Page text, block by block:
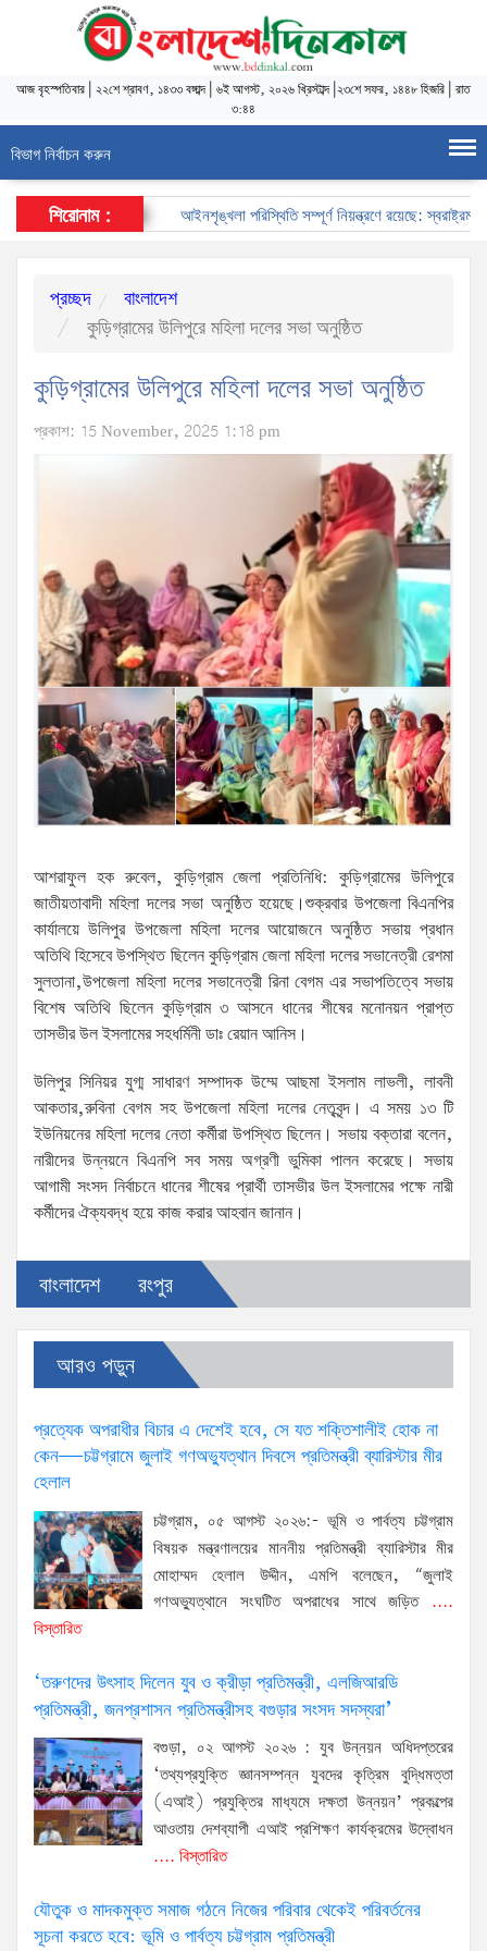
আজবৃহস্পতিবার ২২শে শ্রাবণ, ১৪৩৩ বঙ্গাব্দ| ৬ই আগস্ট, ২০২৬ খ্রিস্টাব্দ| ২৩শে সফর, ১৪৪৮ হিজরি রাত
৩:৪৪
বিভাগ নির্বাচন করুন
শিরোনাম : আইনশৃঙ্খলা পরিস্থিতি সম্পূর্ণ নিয়ন্ত্রণে রয়েছে: স্বরাষ্ট্রমন্ত্রী
প্রচ্ছদ
বাংলাদেশ
কুড়িগ্রামের উলিপুরে মহিলা দলের সভা অনুষ্ঠিত
কুড়িগ্রামের উলিপুরে মহিলা দলের সভা অনুষ্ঠিত
প্রকাশ: 15 November, 2025 1:18 pm
আশরাফুল হক রুবেল, কুড়িগ্রাম জেলা প্রতিনিধি: কুড়িগ্রামের উলিপুরে
জাতীয়তাবাদী মহিলা দলের সভা অনুষ্ঠিত হয়েছে।শুক্রবার উপজেলা বিএনপির
কার্যালয়ে উলিপুর উপজেলা মহিলা দলের আয়োজনে অনুষ্ঠিত সভায় প্রধান
অতিথি হিসেবে উপস্থিত ছিলেন কুড়িগ্রাম জেলা মহিলা দলের সভানেত্রী রেশমা
সুলতানা,উপজেলা মহিলা দলের সভানেত্রী রিনা বেগম এর সভাপতিত্বে সভায়
বিশেষ অতিথি ছিলেন কুড়িগ্রাম ৩ আসনে ধানের শীষের মনোনয়ন প্রাপ্ত
তাসভীর উল ইসলামের সহধর্মিনী ডাঃ রেয়ান আনিস।
উলিপুর সিনিয়র যুগ্ম সাধারণ সম্পাদক উম্মে আছমা ইসলাম লাভলী, লাবনী
আকতার,রুবিনা বেগম সহ উপজেলা মহিলা দলের নেতৃবৃন্দ। এ সময় ১৩ টি
ইউনিয়নের মহিলা দলের নেতা কর্মীরা উপস্থিত ছিলেন। সভায় বক্তারা বলেন,
নারীদের উন্নয়নে বিএনপি সব সময় অগ্রণী ভুমিকা পালন করেছে। সভায়
আগামী সংসদ নির্বাচনে ধানের শীষের প্রার্থী তাসভীর উল ইসলামের পক্ষে নারী
কর্মীদের ঐক্যবদ্ধ হয়ে কাজ করার আহবান জানান।
বাংলাদেশ রংপুর
আরও পড়ুন
প্রত্যেক অপরাধীর বিচার এ দেশেই হবে, সে যত শক্তিশালীই হোক না
কেন—চট্টগ্রামে জুলাই গণঅভ্যুত্থান দিবসে প্রতিমন্ত্রী ব্যারিস্টার মীর
হেলাল
চট্টগ্রাম, ০৫ আগস্ট ২০২৬:- ভূমি ও পার্বত্য চট্টগ্রাম
বিষয়ক মন্ত্রণালয়ের মাননীয় প্রতিমন্ত্রী ব্যারিস্টার মীর
মোহাম্মদ হেলাল উদ্দীন, এমপি বলেছেন, “জুলাই
গণঅভ্যুত্থানে সংঘটিত অপরাধের সাথে জড়িত....
বিস্তারিত
‘তরুণদের উৎসাহ দিলেন যুব ও ক্রীড়া প্রতিমন্ত্রী, এলজিআরডি
প্রতিমন্ত্রী, জনপ্রশাসন প্রতিমন্ত্রীসহ বগুড়ার সংসদ সদস্যরা’
বগুড়া, ০২ আগস্ট ২০২৬ : যুব উন্নয়ন অধিদপ্তরের
‘তথ্যপ্রযুক্তি জ্ঞানসম্পন্ন যুবদের কৃত্রিম বুদ্ধিমত্তা
(এআই) প্রযুক্তির মাধ্যমে দক্ষতা উন্নয়ন’ প্রকল্পের
আওতায় দেশব্যাপী এআই প্রশিক্ষণ কার্যক্রমের উদ্বোধন
.... বিস্তারিত
যৌতুক ও মাদকমুক্ত সমাজ গঠনে নিজের পরিবার থেকেই পরিবর্তনের
সূচনা করতে হবে: ভূমি ও পার্বত্য চট্টগ্রাম প্রতিমন্ত্রী